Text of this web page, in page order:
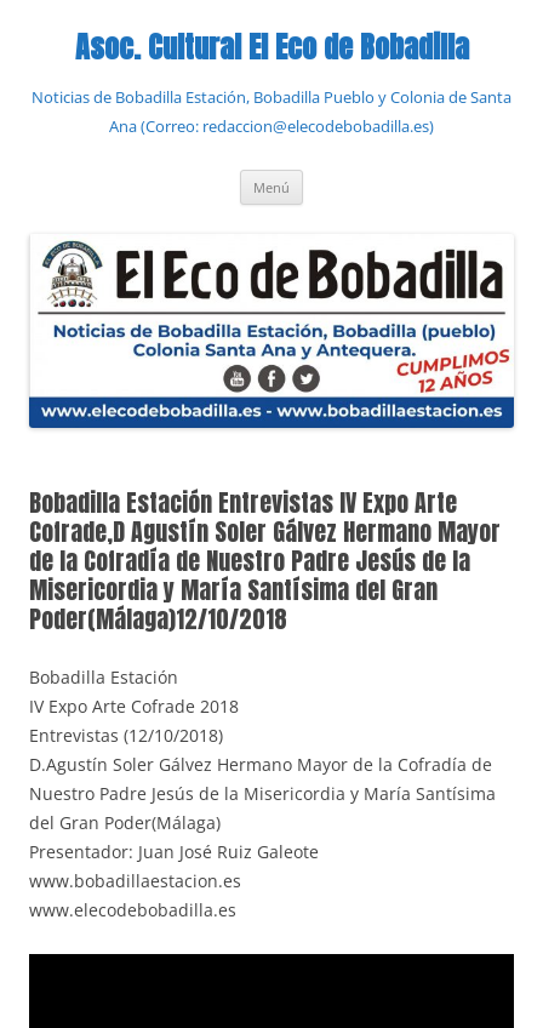
contenidoAsoc. Cultural El Eco de Bobadilla
Noticias de Bobadilla Estación, Bobadilla Pueblo y Colonia de Santa
Ana (Correo: redaccion@elecodebobadilla.es)
Menú
Bobadilla Estación Entrevistas IV Expo Arte
Cofrade,D Agustín Soler Gálvez Hermano Mayor
de la Cofradía de Nuestro Padre Jesús de la
Misericordia y María Santísima del Gran
Poder(Málaga)12/10/2018
Bobadilla Estación
IV Expo Arte Cofrade 2018
Entrevistas (12/10/2018)
D.Agustín Soler Gálvez Hermano Mayor de la Cofradía de
Nuestro Padre Jesús de la Misericordia y María Santísima
del Gran Poder(Málaga)
Presentador: Juan José Ruiz Galeote
www.bobadillaestacion.es
www.elecodebobadilla.es